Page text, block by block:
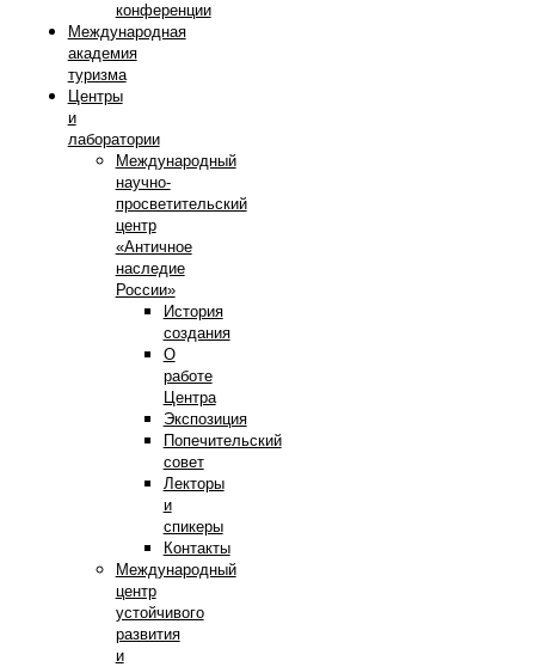
конференции
Международная
академия
туризма
Центры
и
лаборатории
Международный
научно-
просветительский
центр
«Античное
наследие
России»
История
создания
О
работе
Центра
Экспозиция
Попечительский
совет
Лекторы
и
спикеры
Контакты
Международный
центр
устойчивого
развития
и